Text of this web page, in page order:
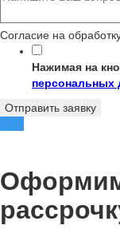
Согласие на
Нажимая на
персональных
Отправить заявку